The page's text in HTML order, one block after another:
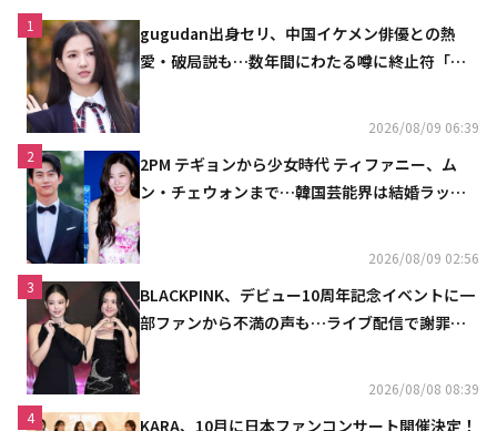
1
gugudan出身セリ、中国イケメン俳優との熱
愛・破局説も…数年間にわたる噂に終止符「邪
2026/08/09 06:39
2
2PM テギョンから少女時代 ティファニー、ム
ン・チェウォンまで…韓国芸能界は結婚ラッシ
2026/08/09 02:56
3
BLACKPINK、デビュー10周年記念イベントに一
部ファンから不満の声も…ライブ配信で謝罪
2026/08/08 08:39
4
KARA、10月に日本ファンコンサート開催決定！